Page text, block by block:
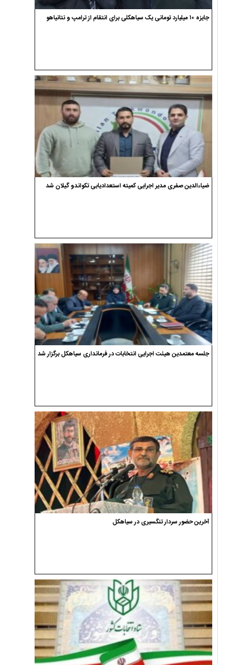
جایزه ۱۰ میلیارد تومانی یک سیاهکلی برای انتقام از ترامپ و نتانیاهو
ضیاءالدین صفری مدیر اجرایی کمیته استعدادیابی تکواندو گیلان شد
جلسه معتمدین هیئت اجرایی انتخابات در فرمانداری سیاهکل برگزار شد
آخرین حضور سردار تنگسیری در سیاهکل